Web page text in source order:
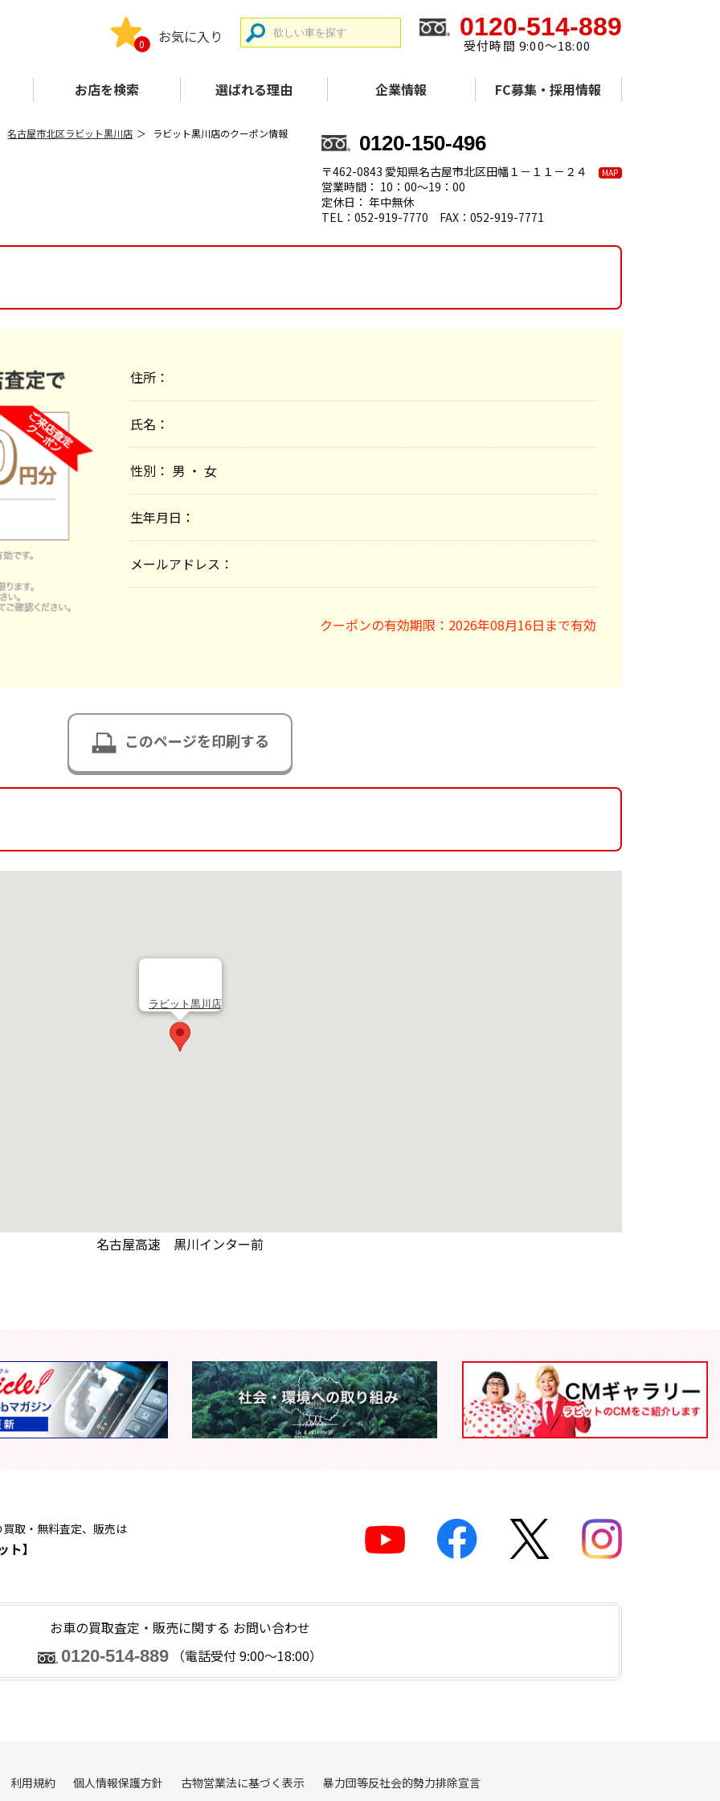
お気に入り
0
0120-514-889
受付時間 9:00～18:00
お店を検索 選ばれる理由 企業情報 FC募集・採用情報
名古屋市北区ラビット黒川店 ラビット黒川店のクーポン情報 0120-150-496
〒462-0843 愛知県名古屋市北区田幡１－１１－２４ MAP
営業時間： 10：00～19：00
定休日： 年中無休
TEL：052-919-7770 FAX：052-919-7771
住所：
氏名：
性別： 男 ・ 女
生年月日：
メールアドレス：
クーポンの有効期限：2026年08月16日まで有効
このページを印刷する
ラビット黒川店
名古屋高速 黒川インター前
取・無料査定、販売は
ト】
お車の買取査定・販売に関する お問い合わせ
0120-514-889 （電話受付 9:00～18:00）
利用規約 個人情報保護方針 古物営業法に基づく表示 暴力団等反社会的勢力排除宣言